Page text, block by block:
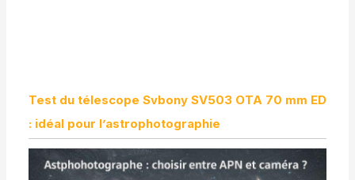
Test du télescope Svbony SV503 OTA 70 mm ED
: idéal pour l’astrophotographie